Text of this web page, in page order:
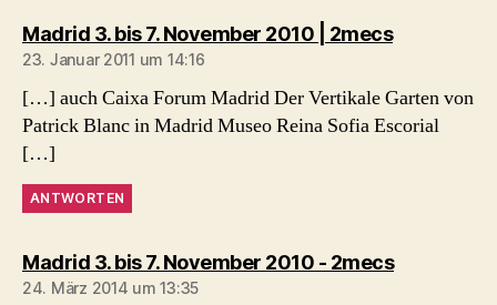
Madrid 3. bis 7. November 2010 | 2mecssagt:
23. Januar 2011 um 14:16
[…] auch Caixa Forum Madrid Der Vertikale Garten von
Patrick Blanc in Madrid Museo Reina Sofia Escorial
[…]
ANTWORTEN
Madrid 3. bis 7. November 2010 - 2mecssagt:
24. März 2014 um 13:35